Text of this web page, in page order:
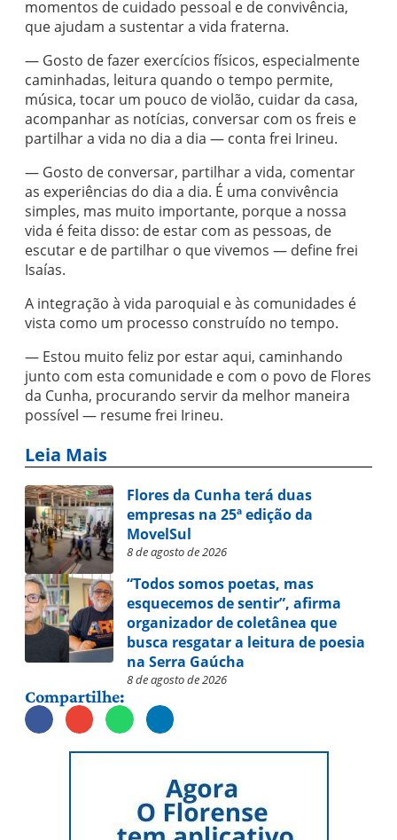
momentos de cuidado pessoal e de convivência,
que ajudam a sustentar a vida fraterna.
— Gosto de fazer exercícios físicos, especialmente
caminhadas, leitura quando o tempo permite,
música, tocar um pouco de violão, cuidar da casa,
acompanhar as notícias, conversar com os freis e
partilhar a vida no dia a dia — conta frei Irineu.
— Gosto de conversar, partilhar a vida, comentar
as experiências do dia a dia. É uma convivência
simples, mas muito importante, porque a nossa
vida é feita disso: de estar com as pessoas, de
escutar e de partilhar o que vivemos — define frei
Isaías.
A integração à vida paroquial e às comunidades é
vista como um processo construído no tempo.
— Estou muito feliz por estar aqui, caminhando
junto com esta comunidade e com o povo de Flores
da Cunha, procurando servir da melhor maneira
possível — resume frei Irineu.
Leia Mais
Flores da Cunha terá duas
empresas na 25ª edição da
MovelSul
8 de agosto de 2026
“Todos somos poetas, mas
esquecemos de sentir”, afirma
organizador de coletânea que
busca resgatar a leitura de poesia
na Serra Gaúcha
8 de agosto de 2026
Compartilhe: